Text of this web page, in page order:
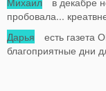
пробовала...
Дарья есть газета
благоприятные дни